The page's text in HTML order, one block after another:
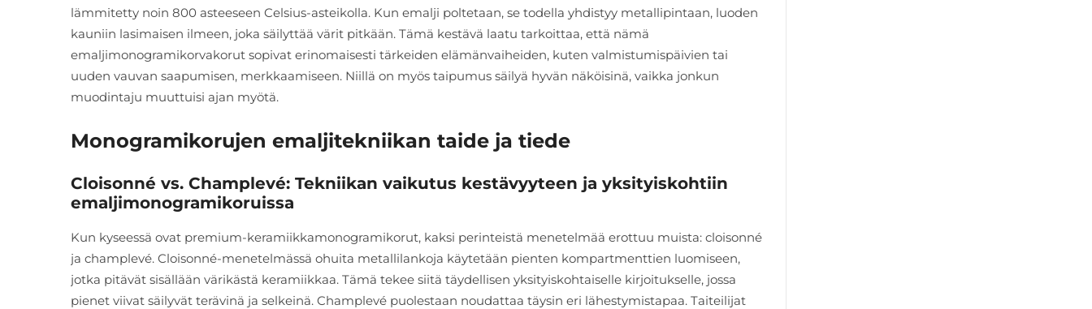
lämmitetty noin 800 asteeseen Celsius-asteikolla. Kun emalji poltetaan, se todella yhdistyy metallipintaan, luoden
kauniin lasimaisen ilmeen, joka säilyttää värit pitkään. Tämä kestävä laatu tarkoittaa, että nämä
emaljimonogramikorvakorut sopivat erinomaisesti tärkeiden elämänvaiheiden, kuten valmistumispäivien tai
uuden vauvan saapumisen, merkkaamiseen. Niillä on myös taipumus säilyä hyvän näköisinä, vaikka jonkun
muodintaju muuttuisi ajan myötä.
Monogramikorujen emaljitekniikan taide ja tiede
Cloisonné vs. Champlevé: Tekniikan vaikutus kestävyyteen ja yksityiskohtiin
emaljimonogramikoruissa
Kun kyseessä ovat premium-keramiikkamonogramikorut, kaksi perinteistä menetelmää erottuu muista: cloisonné
ja champlevé. Cloisonné-menetelmässä ohuita metallilankoja käytetään pienten kompartmenttien luomiseen,
jotka pitävät sisällään värikästä keramiikkaa. Tämä tekee siitä täydellisen yksityiskohtaiselle kirjoitukselle, jossa
pienet viivat säilyvät terävinä ja selkeinä. Champlevé puolestaan noudattaa täysin eri lähestymistapaa. Taiteilijat